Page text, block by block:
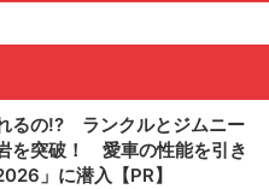
るの!? ランクルとジムニー
を突破！ 愛車の性能を引き
」に潜入【PR】